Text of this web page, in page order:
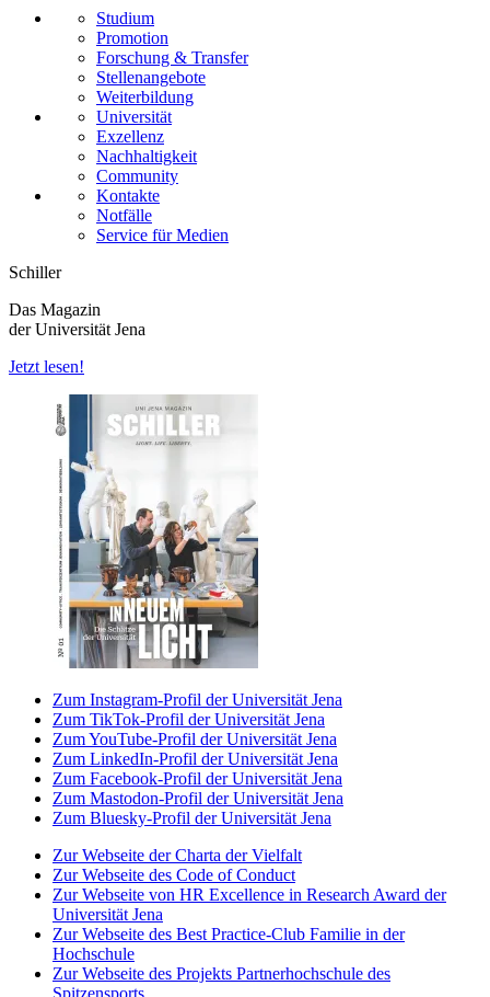
Studium
Promotion
Forschung & Transfer
Stellenangebote
Weiterbildung
Universität
Exzellenz
Nachhaltigkeit
Community
Kontakte
Notfälle
Service für Medien
Schiller
Das Magazin
der Universität Jena
Jetzt lesen!
Zum Instagram-Profil der Universität Jena
Zum TikTok-Profil der Universität Jena
Zum YouTube-Profil der Universität Jena
Zum LinkedIn-Profil der Universität Jena
Zum Facebook-Profil der Universität Jena
Zum Mastodon-Profil der Universität Jena
Zum Bluesky-Profil der Universität Jena
Zur Webseite der Charta der Vielfalt
Zur Webseite des Code of Conduct
Zur Webseite von HR Excellence in Research Award der
Universität Jena
Zur Webseite des Best Practice-Club Familie in der
Hochschule
Zur Webseite des Projekts Partnerhochschule des
Spitzensports